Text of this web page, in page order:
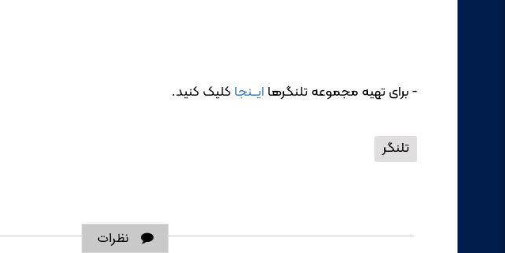
- برای تهیه مجموعه تلنگرها ایــنجا کلیک کنید.
تلنگر
نظرات